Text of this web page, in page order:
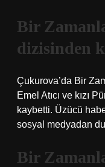
Bir
dizisinden
Çukurova’da Bir
Emel Atıcı ve kızı
kaybetti. Üzücü
sosyal medyadan
Bir